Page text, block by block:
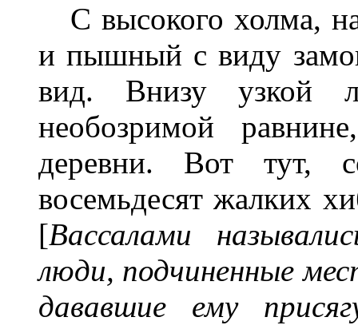
С высокого холма,
и пышный с виду
вид. Внизу узкой
необозримой
деревни. Вот тут,
восемьдесят жалких
[Вассалами
люди, подчиненные
дававшие ему